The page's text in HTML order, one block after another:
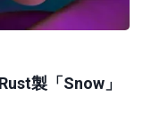
製「Snow」